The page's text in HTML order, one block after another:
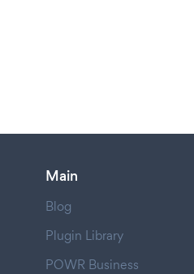
Main
Blog
Plugin Library
POWR Business